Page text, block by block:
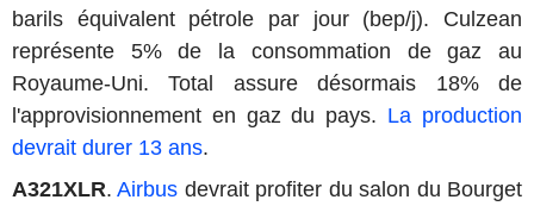
barils équivalent pétrole par jour (bep/j). Culzean
représente 5% de la consommation de gaz au
Royaume-Uni. Total assure désormais 18% de
l'approvisionnement en gaz du pays. La production
devrait durer 13 ans.
A321XLR.Airbus devrait profiter du salon du Bourget